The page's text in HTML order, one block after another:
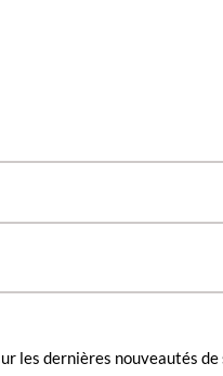
les dernières nouveautés